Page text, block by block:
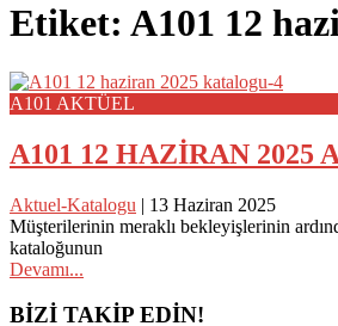
Etiket: A101 12
A101 AKTÜEL
A101 12 HAZİRAN 2025
Aktuel-Katalogu | 13 Haziran 2025
Müşterilerinin meraklı bekleyişlerinin
kataloğunun
Devamı...
Posts
BİZİ TAKİP EDİN!